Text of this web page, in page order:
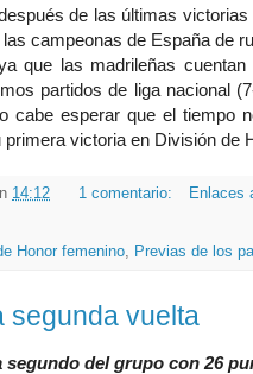
de las últimas
campeonas de España de
que las madrileñas
partidos de liga nacional
cabe esperar que el tiempo
victoria en División de
14:12 1 comentario: Enlaces
Honor femenino, Previas de los
segunda vuelta
segundo del grupo con 26